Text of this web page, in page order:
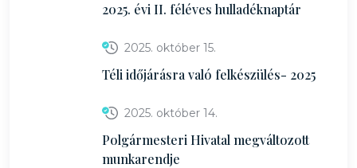
2025. évi II. féléves hulladéknaptár
2025. október 15.
Téli időjárásra való felkészülés- 2025
2025. október 14.
Polgármesteri Hivatal megváltozott
munkarendje